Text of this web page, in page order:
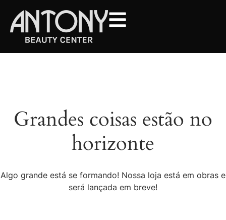
Grandes coisas estão no
horizonte
Algo grande está se formando! Nossa loja está em obras e
será lançada em breve!